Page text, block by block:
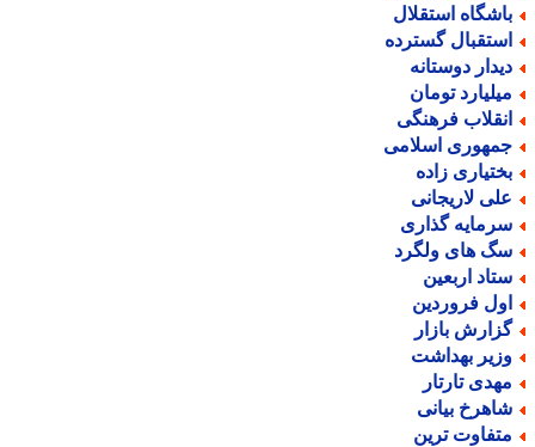
استقلال
گسترده
دوستانه
تومان
فرهنگی
اسلامی
زاده
لاریجانی
گذاری
های ولگرد
اربعین
فروردین
بازار
بهداشت
تارتار
بیانی
ترین